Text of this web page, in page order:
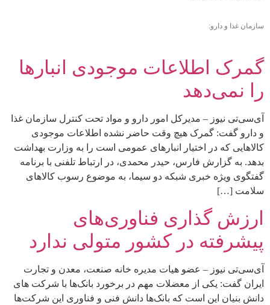
سازمان غذا و دارو:
گمرک اطلاعات موجودی انبارها
را نمی‌دهد
آی‌سی‌تی نیوز – مدیرکل امور دارو و مواد تحت کنترل سازمان غذا
و دارو گفت: گمرک هیچ وقت حاضر نشده اطلاعات موجودی
کالاهایی که در اختیار انبارهای عمومی است را به وزارت بهداشت
بدهد. به گزارش فارس، حیدر محمدی، در ارتباط تلفنی با برنامه
گفتگوی ویژه خبری شبکه دو سیما، به موضوع رسوب کالاهای
سلامت […]
ارزش گذاری فناوری‌های
پیشرفته در کشور متولی ندارد
آی‌سی‌تی نیوز – عضو هیات مدیره خانه صنعت، معدن و تجارت
ایران گفت: یکی از معضلات مهم در برخورد بانک‌ها با شرکت های
دانش بنیان این است که بانک‌ها دانش فنی و فناوری این شرکت‌ها